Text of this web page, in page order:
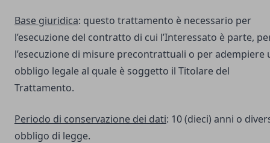
Base giuridica: questo trattamento è necessario per
l’esecuzione del contratto di cui l’Interessato è parte,
l’esecuzione di misure precontrattuali o per adempiere
obbligo legale al quale è soggetto il Titolare del
Trattamento.
Periodo di conservazione dei dati: 10 (dieci) anni o
obbligo di legge.